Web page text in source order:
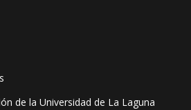
de la Universidad de La Laguna